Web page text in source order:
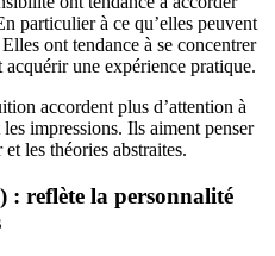
particulier à ce qu’elles peuvent
ont tendance à se concentrer
une expérience pratique.
accordent plus d’attention à
impressions. Ils aiment penser
les théories abstraites.
: reflète la personnalité